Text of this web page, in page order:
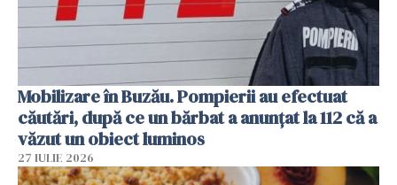
Mobilizare în Buzău. Pompierii au efectuat
căutări, după ce un bărbat a anunțat la 112 că a
văzut un obiect luminos
27 IULIE 2026